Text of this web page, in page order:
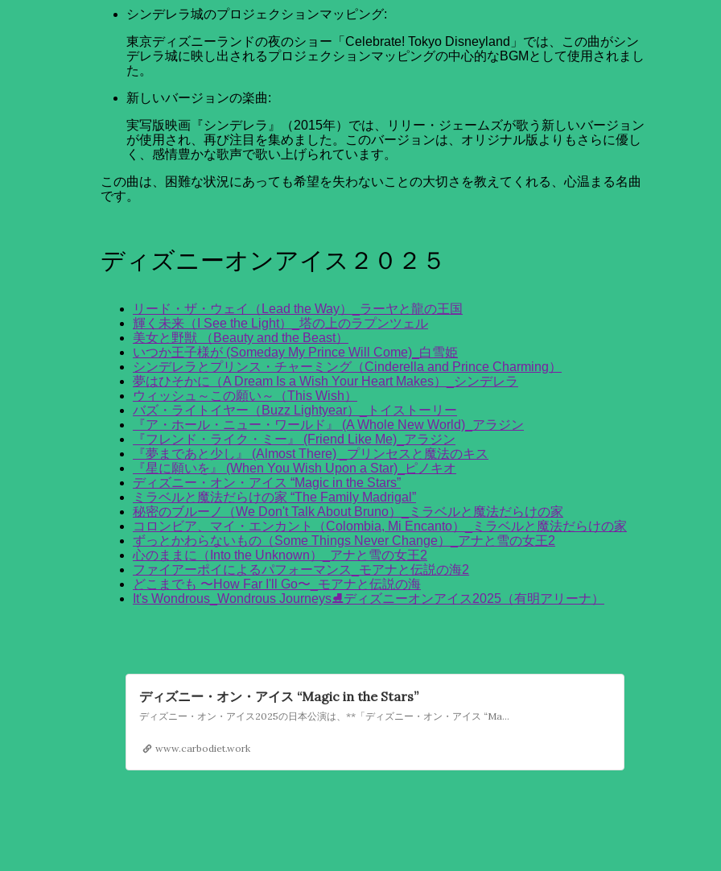
シンデレラ城のプロジェクションマッピング:
東京ディズニーランドの夜のショー「Celebrate! Tokyo Disneyland」では、この曲がシン
デレラ城に映し出されるプロジェクションマッピングの中心的なBGMとして使用されまし
た。
新しいバージョンの楽曲:
実写版映画『シンデレラ』（2015年）では、リリー・ジェームズが歌う新しいバージョン
が使用され、再び注目を集めました。このバージョンは、オリジナル版よりもさらに優し
く、感情豊かな歌声で歌い上げられています。
この曲は、困難な状況にあっても希望を失わないことの大切さを教えてくれる、心温まる名曲
です。
ディズニーオンアイス２０２５
リード・ザ・ウェイ（Lead the Way）_ラーヤと龍の王国
輝く未来（I See the Light）_塔の上のラプンツェル
美女と野獣 （Beauty and the Beast）
いつか王子様が (Someday My Prince Will Come)_白雪姫
シンデレラとプリンス・チャーミング（Cinderella and Prince Charming）
夢はひそかに（A Dream Is a Wish Your Heart Makes）_シンデレラ
ウィッシュ～この願い～（This Wish）
バズ・ライトイヤー（Buzz Lightyear）_トイストーリー
『ア・ホール・ニュー・ワールド』 (A Whole New World)_アラジン
『フレンド・ライク・ミー』 (Friend Like Me)_アラジン
『夢まであと少し』 (Almost There) _プリンセスと魔法のキス
『星に願いを』 (When You Wish Upon a Star)_ピノキオ
ディズニー・オン・アイス “Magic in the Stars”
ミラベルと魔法だらけの家 “The Family Madrigal”
秘密のブルーノ（We Don't Talk About Bruno）_ミラベルと魔法だらけの家
コロンビア、マイ・エンカント（Colombia, Mi Encanto）_ミラベルと魔法だらけの家
ずっとかわらないもの（Some Things Never Change）_アナと雪の女王2
心のままに（Into the Unknown）_アナと雪の女王2
ファイアーポイによるパフォーマンス_モアナと伝説の海2
どこまでも 〜How Far I'll Go〜_モアナと伝説の海
It's Wondrous_Wondrous Journeys⛸ディズニーオンアイス2025（有明アリーナ）
ディズニー・オン・アイス “Magic in the Stars”
ディズニー・オン・アイス2025の日本公演は、**「ディズニー・オン・アイス “Magic in the Stars”」**というタイトルで開催されます。 「星に願えば、夢への冒険が始まる」をテーマに、ミッキーマウスをはじめとするディズニーの仲間たちが氷上で夢と魔法のアイスショーを繰り広げます。
www.carbodiet.work